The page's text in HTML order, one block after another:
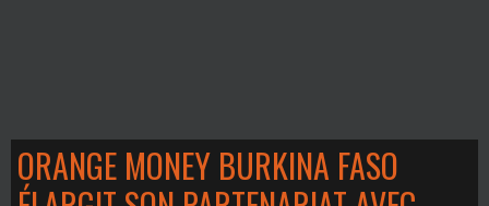
ORANGE MONEY BURKINA FASO